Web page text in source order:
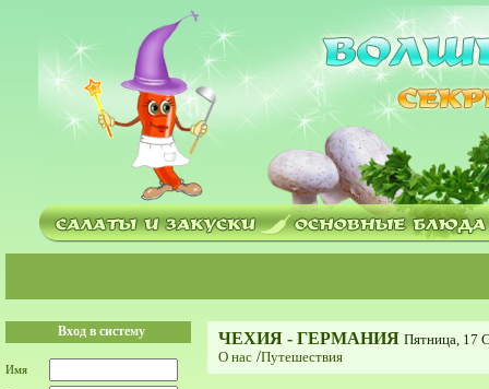
Вход в систему
Имя
ЧЕХИЯ - ГЕРМАНИЯ Пятница, 17
О нас /Путешествия